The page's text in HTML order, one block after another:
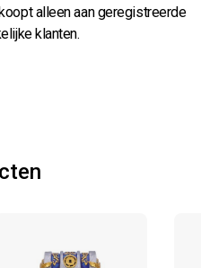
alleen aan geregistreerde
klanten.